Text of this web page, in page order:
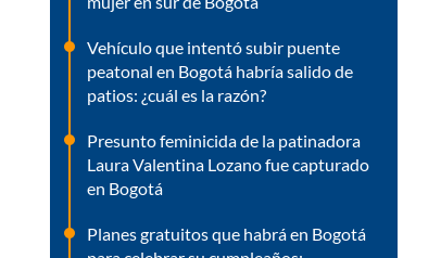
Vehículo que intentó subir puente
peatonal en Bogotá habría salido de
patios: ¿cuál es la razón?
Presunto feminicida de la patinadora
Laura Valentina Lozano fue capturado
en Bogotá
Planes gratuitos que habrá en Bogotá